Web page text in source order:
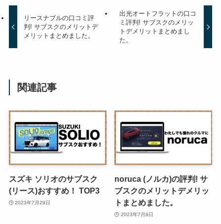
リースナブルの口コミ評
判! サブスクのメリットデ
メリットまとめました。
出光オートフラットの口コ
ミ評判! サブスクのメリッ
トデメリットまとめまし
た。
関連記事
スズキ ソリオのサブスク
(リース)おすすめ！ TOP3
2023年7月29日
noruca (ノルカ)の評判! サ
ブスクのメリットデメリッ
トまとめました。
2023年7月8日